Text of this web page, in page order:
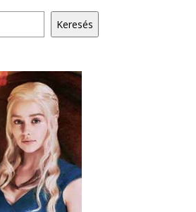
Keresés